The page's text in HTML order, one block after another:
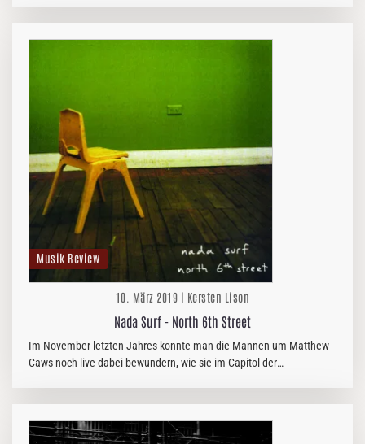
Musik Review
10. März 2019 | Kersten Lison
Nada Surf - North 6th Street
Im November letzten Jahres konnte man die Mannen um Matthew
Caws noch live dabei bewundern, wie sie im Capitol der